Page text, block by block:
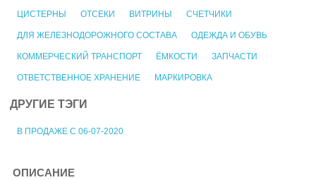
ЦИСТЕРНЫ ОТСЕКИ ВИТРИНЫ СЧЕТЧИКИ
ДЛЯ ЖЕЛЕЗНОДОРОЖНОГО СОСТАВА ОДЕЖДА И ОБУВЬ
КОММЕРЧЕСКИЙ ТРАНСПОРТ ЁМКОСТИ ЗАПЧАСТИ
ОТВЕТСТВЕННОЕ ХРАНЕНИЕ МАРКИРОВКА
ДРУГИЕ ТЭГИ
В ПРОДАЖЕ С 06-07-2020
ОПИСАНИЕ